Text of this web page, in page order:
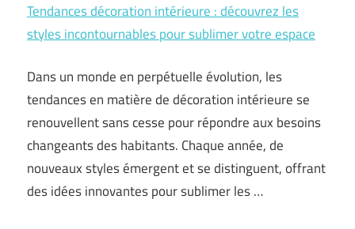
Tendances décoration intérieure : découvrez les
styles incontournables pour sublimer votre espace
Dans un monde en perpétuelle évolution, les
tendances en matière de décoration intérieure se
renouvellent sans cesse pour répondre aux besoins
changeants des habitants. Chaque année, de
nouveaux styles émergent et se distinguent, offrant
des idées innovantes pour sublimer les …